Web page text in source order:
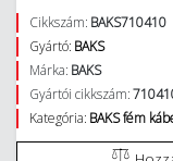
Cikkszám: BAKS710410
Gyártó: BAKS
Márka: BAKS
Gyártói cikkszám:
Kategória: BAKS fém